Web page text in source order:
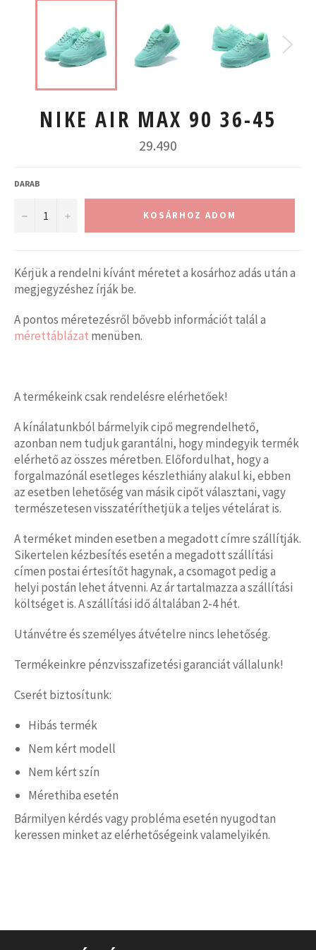
NIKE AIR MAX 90 36-45
Normál
ár
29.490
DARAB
− + KOSÁRHOZ ADOM
Kérjük a rendelni kívánt méretet a kosárhoz adás után a
megjegyzéshez írják be.
A pontos méretezésről bővebb információt talál a
mérettáblázat menüben.
A termékeink csak rendelésre elérhetőek!
A kínálatunkból bármelyik cipő megrendelhető,
azonban nem tudjuk garantálni, hogy mindegyik termék
elérhető az összes méretben. Előfordulhat, hogy a
forgalmazónál esetleges készlethiány alakul ki, ebben
az esetben lehetőség van másik cipőt választani, vagy
természetesen visszatéríthetjük a teljes vételárat is.
A terméket minden esetben a megadott címre szállítják.
Sikertelen kézbesítés esetén a megadott szállítási
címen postai értesítőt hagynak, a csomagot pedig a
helyi postán lehet átvenni. Az ár tartalmazza a szállítási
költséget is. A szállítási idő általában 2-4 hét.
Utánvétre és személyes átvételre nincs lehetőség.
Termékeinkre pénzvisszafizetési garanciát vállalunk!
Cserét biztosítunk:
Hibás termék
Nem kért modell
Nem kért szín
Mérethiba esetén
Bármilyen kérdés vagy probléma esetén nyugodtan
keressen minket az elérhetőségeink valamelyikén.